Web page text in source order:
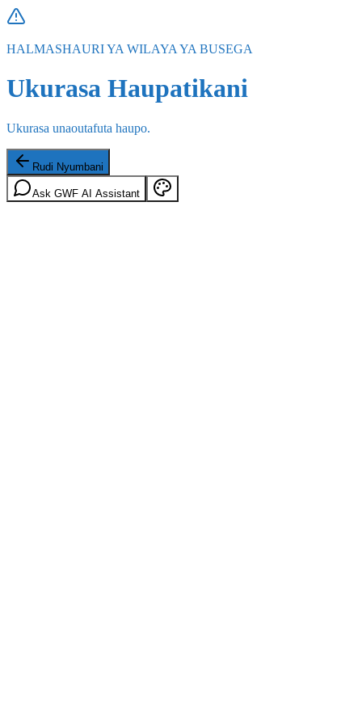
HALMASHAURI YA WILAYA YA BUSEGA
Ukurasa Haupatikani
Ukurasa unaoutafuta haupo.
Rudi Nyumbani
Ask GWF AI Assistant